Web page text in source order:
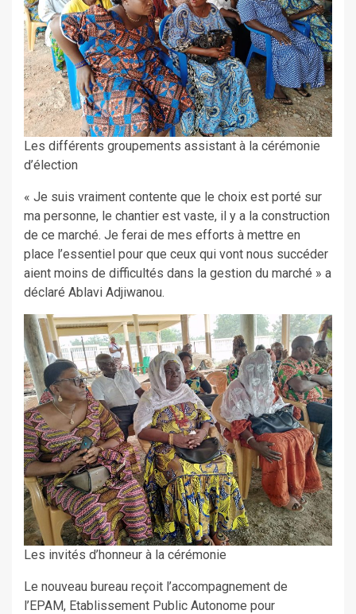
Les différents groupements assistant à la cérémonie
d’élection
« Je suis vraiment contente que le choix est porté sur
ma personne, le chantier est vaste, il y a la construction
de ce marché. Je ferai de mes efforts à mettre en
place l’essentiel pour que ceux qui vont nous succéder
aient moins de difficultés dans la gestion du marché » a
déclaré Ablavi Adjiwanou.
Les invités d’honneur à la cérémonie
Le nouveau bureau reçoit l’accompagnement de
l’EPAM, Etablissement Public Autonome pour